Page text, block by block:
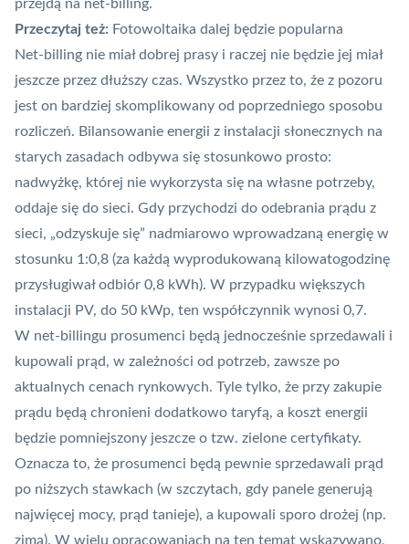
przejdą na net-billing.
Przeczytaj też: Fotowoltaika dalej będzie popularna
Net-billing nie miał dobrej prasy i raczej nie będzie jej miał
jeszcze przez dłuższy czas. Wszystko przez to, że z pozoru
jest on bardziej skomplikowany od poprzedniego sposobu
rozliczeń. Bilansowanie energii z instalacji słonecznych na
starych zasadach odbywa się stosunkowo prosto:
nadwyżkę, której nie wykorzysta się na własne potrzeby,
oddaje się do sieci. Gdy przychodzi do odebrania prądu z
sieci, „odzyskuje się” nadmiarowo wprowadzaną energię w
stosunku 1:0,8 (za każdą wyprodukowaną kilowatogodzinę
przysługiwał odbiór 0,8 kWh). W przypadku większych
instalacji PV, do 50 kWp, ten współczynnik wynosi 0,7.
W net-billingu prosumenci będą jednocześnie sprzedawali i
kupowali prąd, w zależności od potrzeb, zawsze po
aktualnych cenach rynkowych. Tyle tylko, że przy zakupie
prądu będą chronieni dodatkowo taryfą, a koszt energii
będzie pomniejszony jeszcze o tzw. zielone certyfikaty.
Oznacza to, że prosumenci będą pewnie sprzedawali prąd
po niższych stawkach (w szczytach, gdy panele generują
najwięcej mocy, prąd tanieje), a kupowali sporo drożej (np.
zimą). W wielu opracowaniach na ten temat wskazywano,